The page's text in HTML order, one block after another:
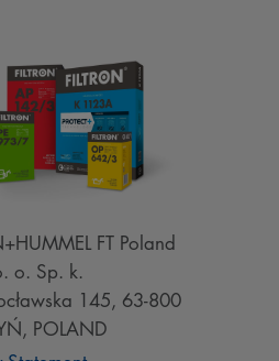
FT Poland
o. Sp. k.
145, 63-800
POLAND